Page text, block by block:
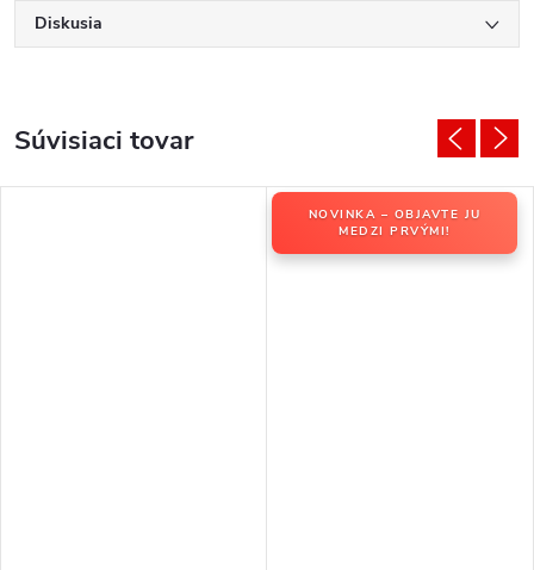
Diskusia
Súvisiaci tovar
NOVINKA – OBJAVTE JU
MEDZI PRVÝMI!